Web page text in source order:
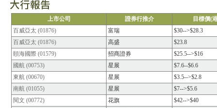
上市公司 證券行推介
目標價(
百威亞太 (01876)
富瑞
$30-->$28.3
百威亞太 (01876)
高盛
$23.8
頤海國際 (01579)
招商證券
$25.5-->$16
國航 (00753)
星展
$7.6--$6.6
東航 (00670)
星展
$3.5-->$2.8
南航 (01055)
星展
$7-->$5.6
閱文 (00772)
花旗
$42-->$40